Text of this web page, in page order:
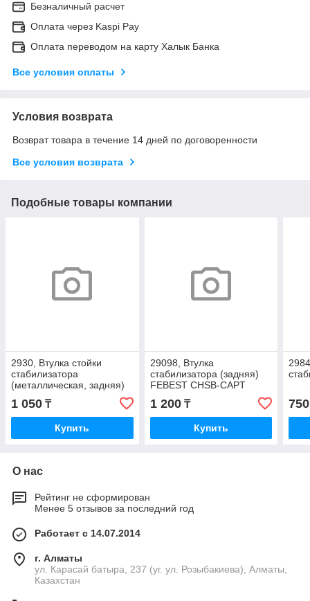
Безналичный расчет
Оплата через Kaspi Pay
Оплата переводом на карту Халык Банка
Все условия оплаты
Условия возврата
Возврат товара в течение 14 дней по договоренности
Все условия возврата
Подобные товары компании
2930, Втулка стойки
стабилизатора
(металлическая, задняя)
1 050 ₸
Купить
29098, Втулка
стабилизатора (задняя)
FEBEST CHSB-CAPT
1 200₸
Купить
750
О нас
Рейтинг не сформирован
Менее 5 отзывов за последний год
Работает с 14.07.2014
г. Алматы
ул. Карасай батыра, 237 (уг. ул. Розыбакиева), Алматы,
Казахстан